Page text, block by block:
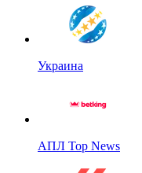
Украина
АПЛ Top News